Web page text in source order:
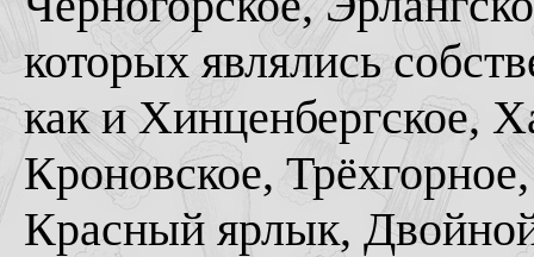
которых являлись
как и Хинценбергское,
Кроновское,
Красный ярлык,